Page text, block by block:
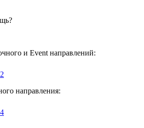
и Event направлений:
направления: